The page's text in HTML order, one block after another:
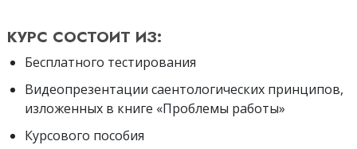
КУРС СОСТОИТ ИЗ:
Бесплатного тестирования
Видеопрезентации саентологических принципов,
изложенных в книге «Проблемы работы»
Курсового пособия